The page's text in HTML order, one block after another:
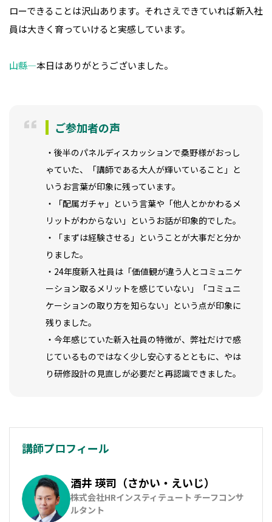
ローできることは沢山あります。それさえできていれば新入社
員は大きく育っていけると実感しています。
山縣―本日はありがとうございました。
ご参加者の声
・後半のパネルディスカッションで桑野様がおっし
ゃていた、「講師である大人が輝いていること」と
いうお言葉が印象に残っています。
・「配属ガチャ」という言葉や「他人とかかわるメ
リットがわからない」というお話が印象的でした。
・「まずは経験させる」ということが大事だと分か
りました。
・24年度新入社員は「価値観が違う人とコミュニケ
ーション取るメリットを感じていない」「コミュニ
ケーションの取り方を知らない」という点が印象に
残りました。
・今年感じていた新入社員の特徴が、弊社だけで感
じているものではなく少し安心するとともに、やは
り研修設計の見直しが必要だと再認識できました。
講師プロフィール
酒井 瑛司（さかい・えいじ）
株式会社HRインスティテュート チーフコンサ
ルタント